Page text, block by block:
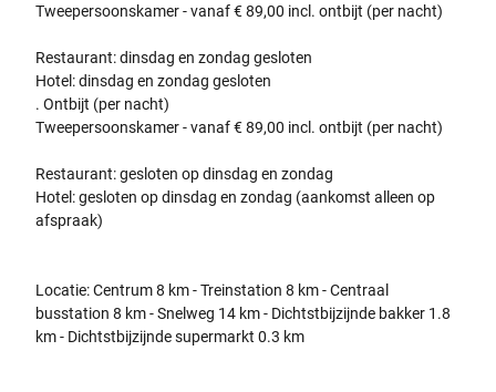
Tweepersoonskamer - vanaf € 89,00 incl. ontbijt (per nacht)
Restaurant: dinsdag en zondag gesloten
Hotel: dinsdag en zondag gesloten
. Ontbijt (per nacht)
Tweepersoonskamer - vanaf € 89,00 incl. ontbijt (per nacht)
Restaurant: gesloten op dinsdag en zondag
Hotel: gesloten op dinsdag en zondag (aankomst alleen op
afspraak)
Locatie: Centrum 8 km - Treinstation 8 km - Centraal
busstation 8 km - Snelweg 14 km - Dichtstbijzijnde bakker 1.8
km - Dichtstbijzijnde supermarkt 0.3 km